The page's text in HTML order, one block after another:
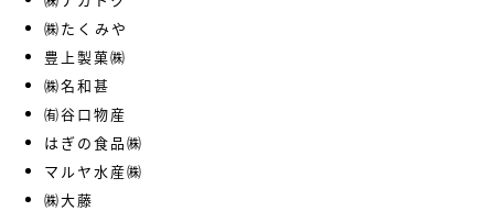
㈱たくみや
豊上製菓㈱
㈱名和甚
㈲谷口物産
はぎの食品㈱
マルヤ水産㈱
㈱大藤